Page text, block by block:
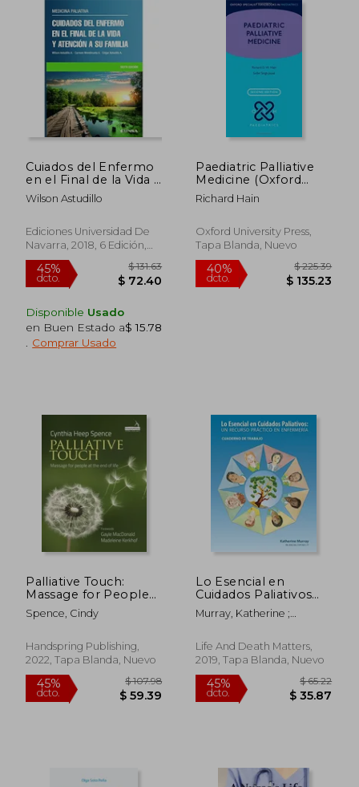
40% $ 300.64 45%
Cuiados del Enfermo
en el Final de la Vida y
Atencion a su Familia
Wilson Astudillo
Ediciones Universidad De
Navarra, 2018, 6 Edición,
Tapa Blanda, Nuevo
45%
dcto. $ 72.40
Disponible Usado
en Buen Estado a$ 15.78
Comprar Usado
Paediatric Palliative
Medicine (Oxford
Specialist Handbooks
in Paediatrics)
Richard Hain
Oxford University Press,
Tapa Blanda, Nuevo
40%
Palliative Touch:
Massage for People
at the End of Life (en
Inglés)
Spence, Cindy
Handspring Publishing,
2022, Tapa Blanda, Nuevo
Lo Esencial en
Cuidados Paliativos
Cuaderno de Trabajo:
Un Recurso Práctico
Murray, Katherine ;
Thomson, Joanne
Life And Death Matters,
2019, Tapa Blanda, Nuevo